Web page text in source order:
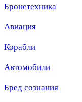
Бронетехника
Авиация
Корабли
Автомобили
Бред сознания